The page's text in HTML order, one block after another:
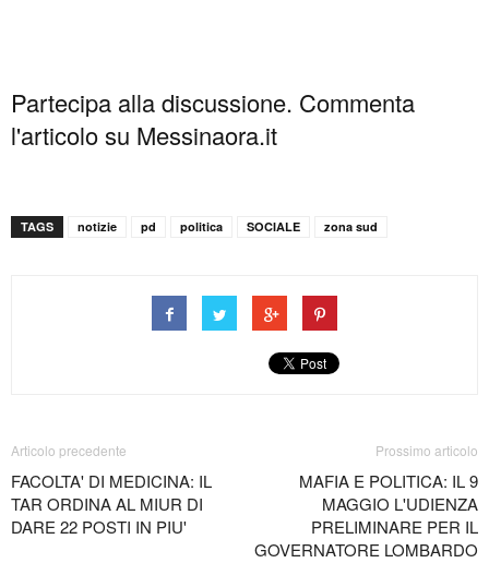
Partecipa alla discussione. Commenta
l'articolo su Messinaora.it
TAGS notizie pd politica SOCIALE zona sud
Articolo precedente
FACOLTA' DI MEDICINA: IL
TAR ORDINA AL MIUR DI
DARE 22 POSTI IN PIU'
Prossimo articolo
MAFIA E POLITICA: IL 9
MAGGIO L'UDIENZA
PRELIMINARE PER IL
GOVERNATORE LOMBARDO